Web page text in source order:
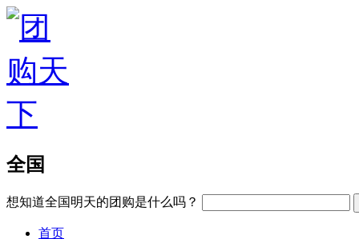
全国
想知道全国明天的团购是什么吗？
首页